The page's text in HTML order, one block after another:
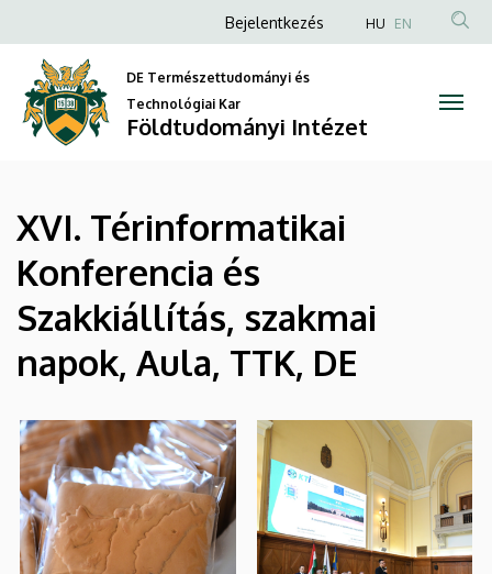
Földtudományi
Intézet
a
tartalomra
Anonim
fiók
menüje
Bejelentkezés HU EN
DE Természettudományi és
Technológiai Kar
Földtudományi Intézet
XVI. Térinformatikai
Konferencia és
Szakkiállítás, szakmai
napok, Aula, TTK, DE